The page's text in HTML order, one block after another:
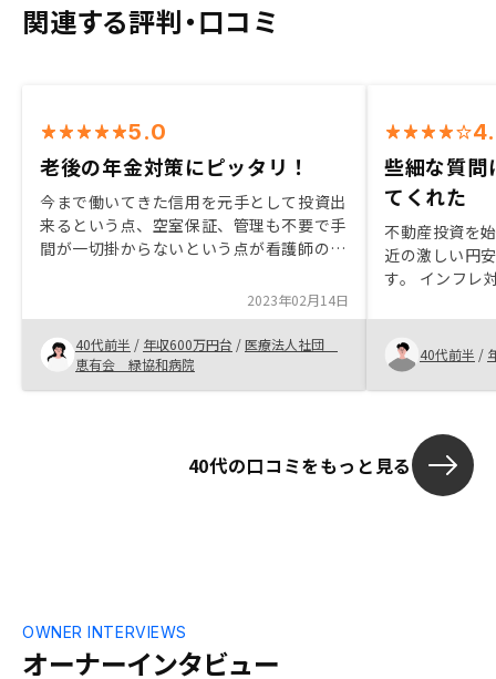
関連する評判・口コミ
5.0
老後の年金対策にピッタリ！
今まで働いてきた信用を元手として投資出
来るという点、空室保証、管理も不要で手
間が一切掛からないという点が看護師の私
開始したが、生命保険の代わりになる点も
良い。また、資産が残るという点は老後の
安心材料となると考えた。 手続きもスム
ーズで不安な点は質問すると直ぐに答えて
下さり安心して進めることが出来た。
2023年02月14日
40代前半 / 年収600万円台 /医療法人社団
恵有会 緑協和病院
些細な質問
てくれた
不動産投資を
近の激しい円
す。 インフレ
入を決めた理
す。 またサ
ったです。
40代前半 /
40代の口コミをもっと見る
オーナーインタビュー
OWNER INTERVIEWS